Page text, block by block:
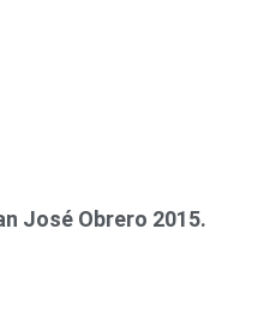
José Obrero 2015.